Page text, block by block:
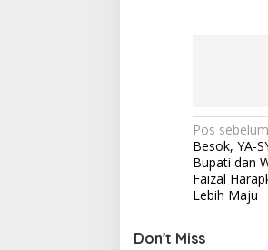
N
a
v
g
Pos
Besok, YA-
Bupati dan
Faizal
Lebih Maju
Don't Miss